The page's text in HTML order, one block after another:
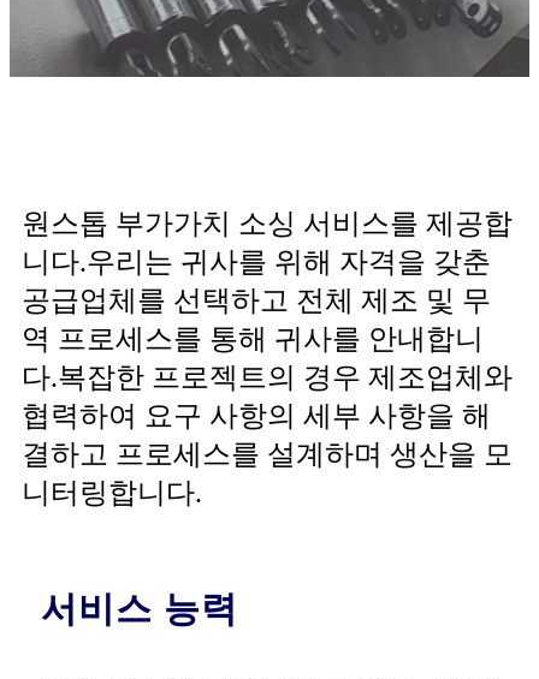
원스톱 부가가치 소싱 서비스를 제공합
니다.우리는 귀사를 위해 자격을 갖춘
공급업체를 선택하고 전체 제조 및 무
역 프로세스를 통해 귀사를 안내합니
다.복잡한 프로젝트의 경우 제조업체와
협력하여 요구 사항의 세부 사항을 해
결하고 프로세스를 설계하며 생산을 모
니터링합니다.
서비스 능력